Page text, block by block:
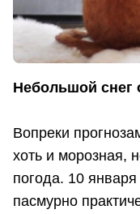
Небольшой снег
Вопреки
хоть и морозная,
погода. 10
пасмурно